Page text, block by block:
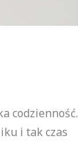
codzienność.
i tak czas